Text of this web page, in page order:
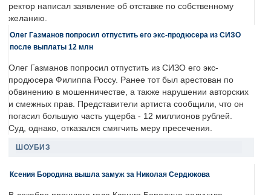
ректор написал заявление об отставке по собственному
желанию.
Олег Газманов попросил отпустить его экс-продюсера из СИЗО
после выплаты 12 млн
Олег Газманов попросил отпустить из СИЗО его экс-
продюсера Филиппа Россу. Ранее тот был арестован по
обвинению в мошенничестве, а также нарушении авторских
и смежных прав. Представители артиста сообщили, что он
погасил большую часть ущерба - 12 миллионов рублей.
Суд, однако, отказался смягчить меру пресечения.
ШОУБИЗ
Ксения Бородина вышла замуж за Николая Сердюкова